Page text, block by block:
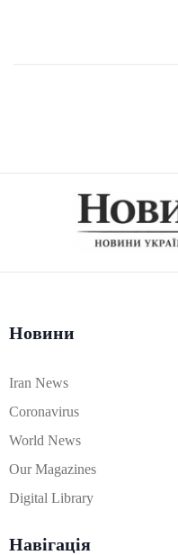
Новини
Iran News
Coronavirus
World News
Our Magazines
Digital Library
Навігація